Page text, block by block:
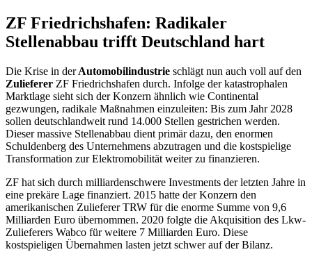
ZF Friedrichshafen: Radikaler
Stellenabbau trifft Deutschland hart
Die Krise in derAutomobilindustrie schlägt nun auch voll auf den
Zulieferer ZF Friedrichshafen durch. Infolge der katastrophalen
Marktlage sieht sich der Konzern ähnlich wie Continental
gezwungen, radikale Maßnahmen einzuleiten: Bis zum Jahr 2028
sollen deutschlandweit rund 14.000 Stellen gestrichen werden.
Dieser massive Stellenabbau dient primär dazu, den enormen
Schuldenberg des Unternehmens abzutragen und die kostspielige
Transformation zur Elektromobilität weiter zu finanzieren.
ZF hat sich durch milliardenschwere Investments der letzten Jahre in
eine prekäre Lage finanziert. 2015 hatte der Konzern den
amerikanischen Zulieferer TRW für die enorme Summe von 9,6
Milliarden Euro übernommen. 2020 folgte die Akquisition des Lkw-
Zulieferers Wabco für weitere 7 Milliarden Euro. Diese
kostspieligen Übernahmen lasten jetzt schwer auf der Bilanz.